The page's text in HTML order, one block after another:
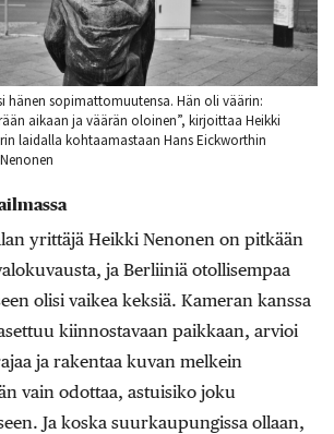
hänen sopimattomuutensa. Hän oli väärin:
aikaan ja väärän oloinen”, kirjoittaa Heikki
laidalla kohtaamastaan Hans Eickworthin
yrittäjä Heikki Nenonen on pitkään
ja Berliiniä otollisempaa
olisi vaikea keksiä. Kameran kanssa
kiinnostavaan paikkaan, arvioi
ja rakentaa kuvan melkein
vain odottaa, astuisiko joku
Ja koska suurkaupungissa ollaan,